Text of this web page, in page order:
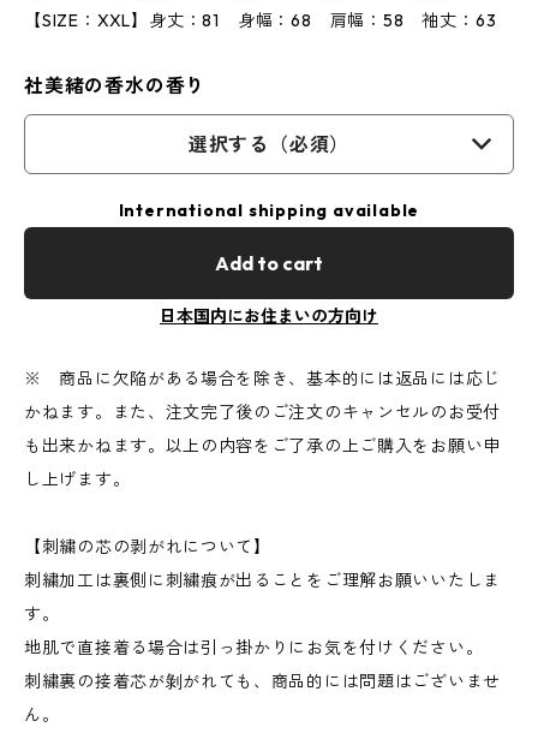
【SIZE：XXL】身丈：81 身幅：68 肩幅：58 袖丈：63
社美緒の香水の香り
選択する（必須）
International shipping available
Add to cart
日本国内にお住まいの方向け
※ 商品に欠陥がある場合を除き、基本的には返品には応じ
かねます。また、注文完了後のご注文のキャンセルのお受付
も出来かねます。以上の内容をご了承の上ご購入をお願い申
し上げます。
【刺繍の芯の剥がれについて】
刺繍加工は裏側に刺繍痕が出ることをご理解お願いいたしま
す。
地肌で直接着る場合は引っ掛かりにお気を付けください。
刺繍裏の接着芯が剝がれても、商品的には問題はございませ
ん。